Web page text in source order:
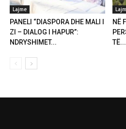
Lajme
PANELI “DIASPORA DHE MALI I
ZI – DIALOG I HAPUR”:
NDRYSHIMET...
NË
TË...